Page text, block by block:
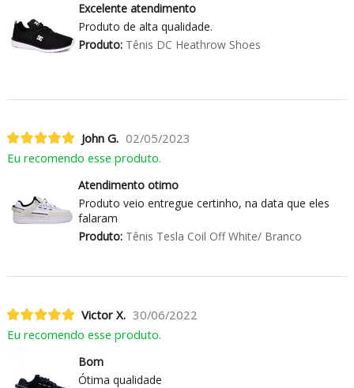
Excelente atendimento
Produto de alta qualidade.
Produto:Tênis DC Heathrow Shoes
John G. 02/05/2023
Eu recomendo esse produto.
Atendimento otimo
Produto veio entregue certinho, na data que eles
falaram
Produto:Tênis Tesla Coil Off White/ Branco
Victor X. 30/06/2022
Eu recomendo esse produto.
Bom
Ótima qualidade